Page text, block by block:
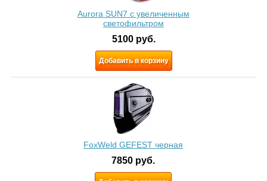
Aurora SUN7 c увеличенным
светофильтром
5100 руб.
Добавить в корзину
FoxWeld GEFEST черная
7850 руб.